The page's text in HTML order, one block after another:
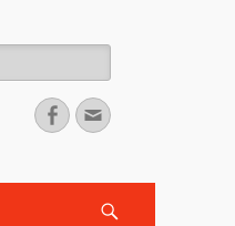
Facebook
Email